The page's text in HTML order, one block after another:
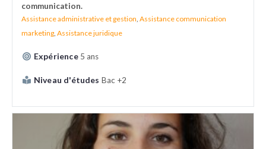
communication.
Assistance administrative et gestion, Assistance communication
marketing, Assistance juridique
Expérience 5 ans
Niveau d'études Bac +2